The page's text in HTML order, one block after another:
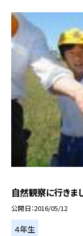
自然観察に行きま
公開日 2016/05/12
４年生